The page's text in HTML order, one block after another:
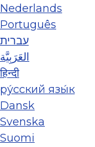
Nederlands
Português
עברית
العَرَبِيَّة
हिन्दी
ру́сский язы́к
Dansk
Svenska
Suomi